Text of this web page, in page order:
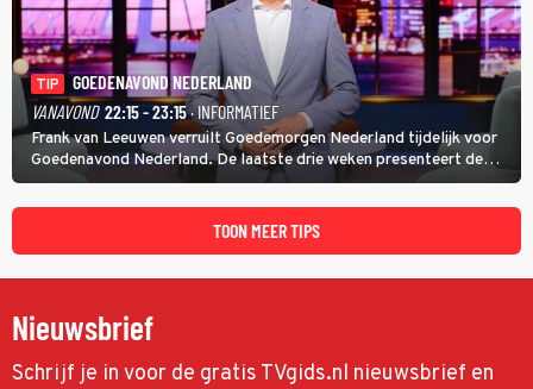
TIP
GOEDENAVOND NEDERLAND
VANAVOND 22:15 - 23:15· INFORMATIEF
Frank van Leeuwen verruilt Goedemorgen Nederland tijdelijk voor
Goedenavond Nederland. De laatste drie weken presenteert de
journalist en De Slimste Mens-winnaar deze avondtalkshow om en
om met Sam Hagens, die er al vanaf het begin bij is.
TOON MEER TIPS
Nieuwsbrief
Schrijf je in voor de gratis TVgids.nl nieuwsbrief en